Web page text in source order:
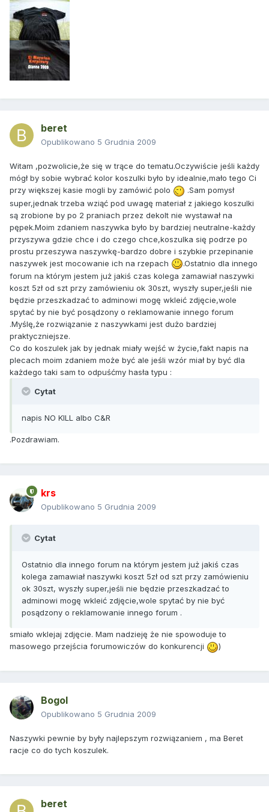
beret
Opublikowano 5 Grudnia 2009
Witam ,pozwolicie,że się w trące do tematu.Oczywiście jeśli każdy
mógł by sobie wybrać kolor koszulki było by idealnie,mało tego Ci
przy większej kasie mogli by zamówić polo
.Sam pomysł
super,jednak trzeba wziąć pod uwagę materiał z jakiego koszulki
są zrobione by po 2 praniach przez dekolt nie wystawał na
pępek.Moim zdaniem naszywka było by bardziej neutralne-każdy
przyszywa gdzie chce i do czego chce,koszulka się podrze po
prostu przeszywa naszywkę-bardzo dobre i szybkie przepinanie
naszywek jest mocowanie ich na rzepach
.Ostatnio dla innego
forum na którym jestem już jakiś czas kolega zamawiał naszywki
koszt 5zł od szt przy zamówieniu ok 30szt, wyszły super,jeśli nie
będzie przeszkadzać to adminowi mogę wkleić zdjęcie,wole
spytać by nie być posądzony o reklamowanie innego forum
.Myślę,że rozwiązanie z naszywkami jest dużo bardziej
praktyczniejsze.
Co do koszulek jak by jednak miały wejść w życie,fakt napis na
plecach moim zdaniem może być ale jeśli wzór miał by być dla
każdego taki sam to odpuśćmy hasła typu :
Cytat
napis NO KILL albo C&R
.Pozdrawiam.
krs
Opublikowano 5 Grudnia 2009
Cytat
Ostatnio dla innego forum na którym jestem już jakiś czas
kolega zamawiał naszywki koszt 5zł od szt przy zamówieniu
ok 30szt, wyszły super,jeśli nie będzie przeszkadzać to
adminowi mogę wkleić zdjęcie,wole spytać by nie być
posądzony o reklamowanie innego forum .
smiało wklejaj zdjęcie. Mam nadzieję że nie spowoduje to
masowego przejścia forumowiczów do konkurencji
)
Bogol
Opublikowano 5 Grudnia 2009
Naszywki pewnie by były najlepszym rozwiązaniem , ma Beret
racje co do tych koszulek.
beret